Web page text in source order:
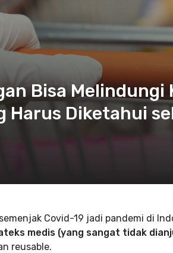
Bisa
Harus Diketahui
Covid-19 jadi pandemi di
medis (yang sangat tidak
reusable.